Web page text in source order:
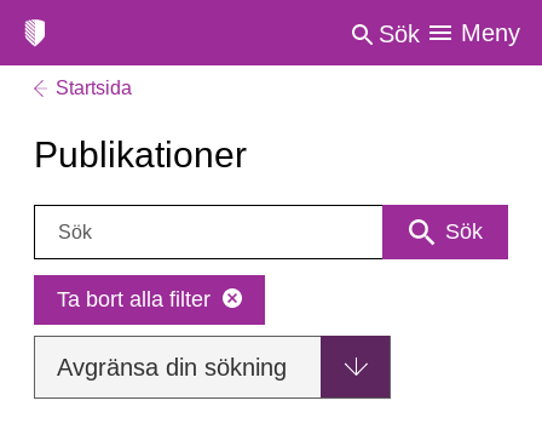
Sök Meny
Startsida
Publikationer
Sök: Sök
Ta bort alla filter
Avgränsa din sökning